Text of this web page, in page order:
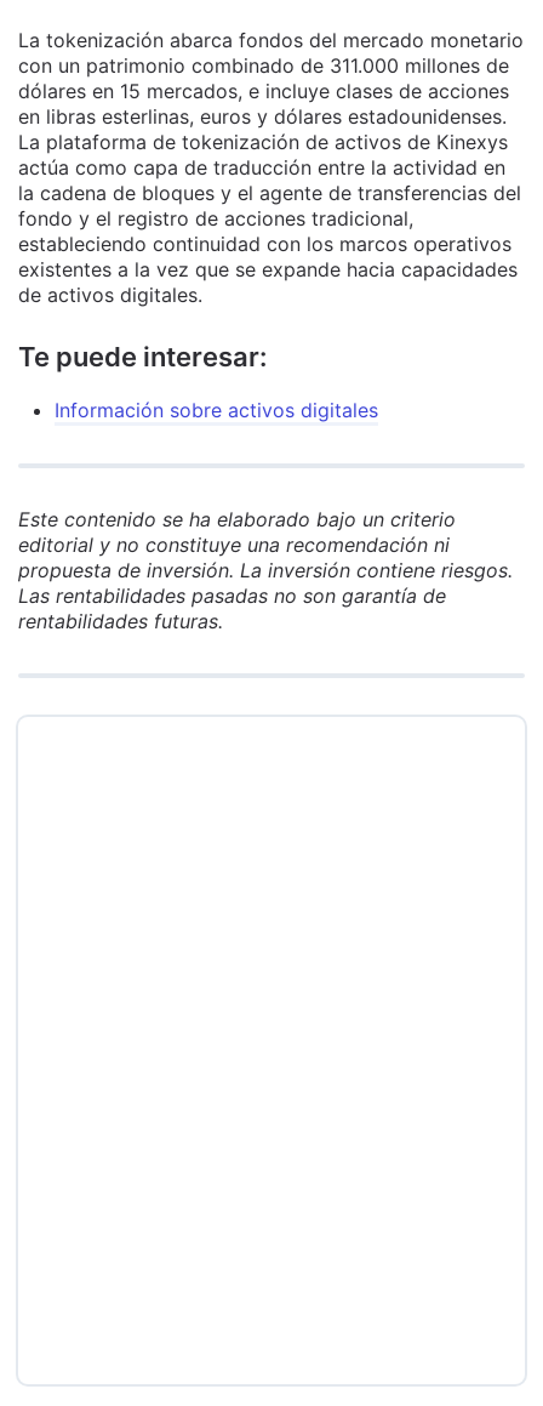
La tokenización abarca fondos del mercado monetario
con un patrimonio combinado de 311.000 millones de
dólares en 15 mercados, e incluye clases de acciones
en libras esterlinas, euros y dólares estadounidenses.
La plataforma de tokenización de activos de Kinexys
actúa como capa de traducción entre la actividad en
la cadena de bloques y el agente de transferencias del
fondo y el registro de acciones tradicional,
estableciendo continuidad con los marcos operativos
existentes a la vez que se expande hacia capacidades
de activos digitales.
Te puede interesar:
Información sobre activos digitales
Este contenido se ha elaborado bajo un criterio
editorial y no constituye una recomendación ni
propuesta de inversión. La inversión contiene riesgos.
Las rentabilidades pasadas no son garantía de
rentabilidades futuras.